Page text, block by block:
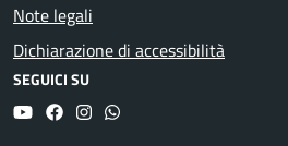
Note legali
Dichiarazione di accessibilità
SEGUICI SU
YouTubeFacebookInstagram
Whatsapp